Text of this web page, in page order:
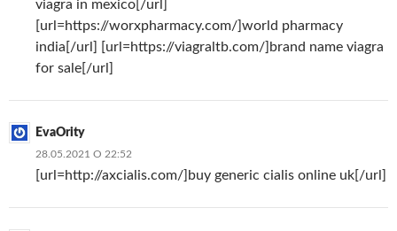
viagra in mexico[/url]
[url=https://worxpharmacy.com/]world pharmacy
india[/url] [url=https://viagraltb.com/]brand name viagra
for sale[/url]
EvaOrity
28.05.2021 О 22:52
[url=http://axcialis.com/]buy generic cialis online uk[/url]